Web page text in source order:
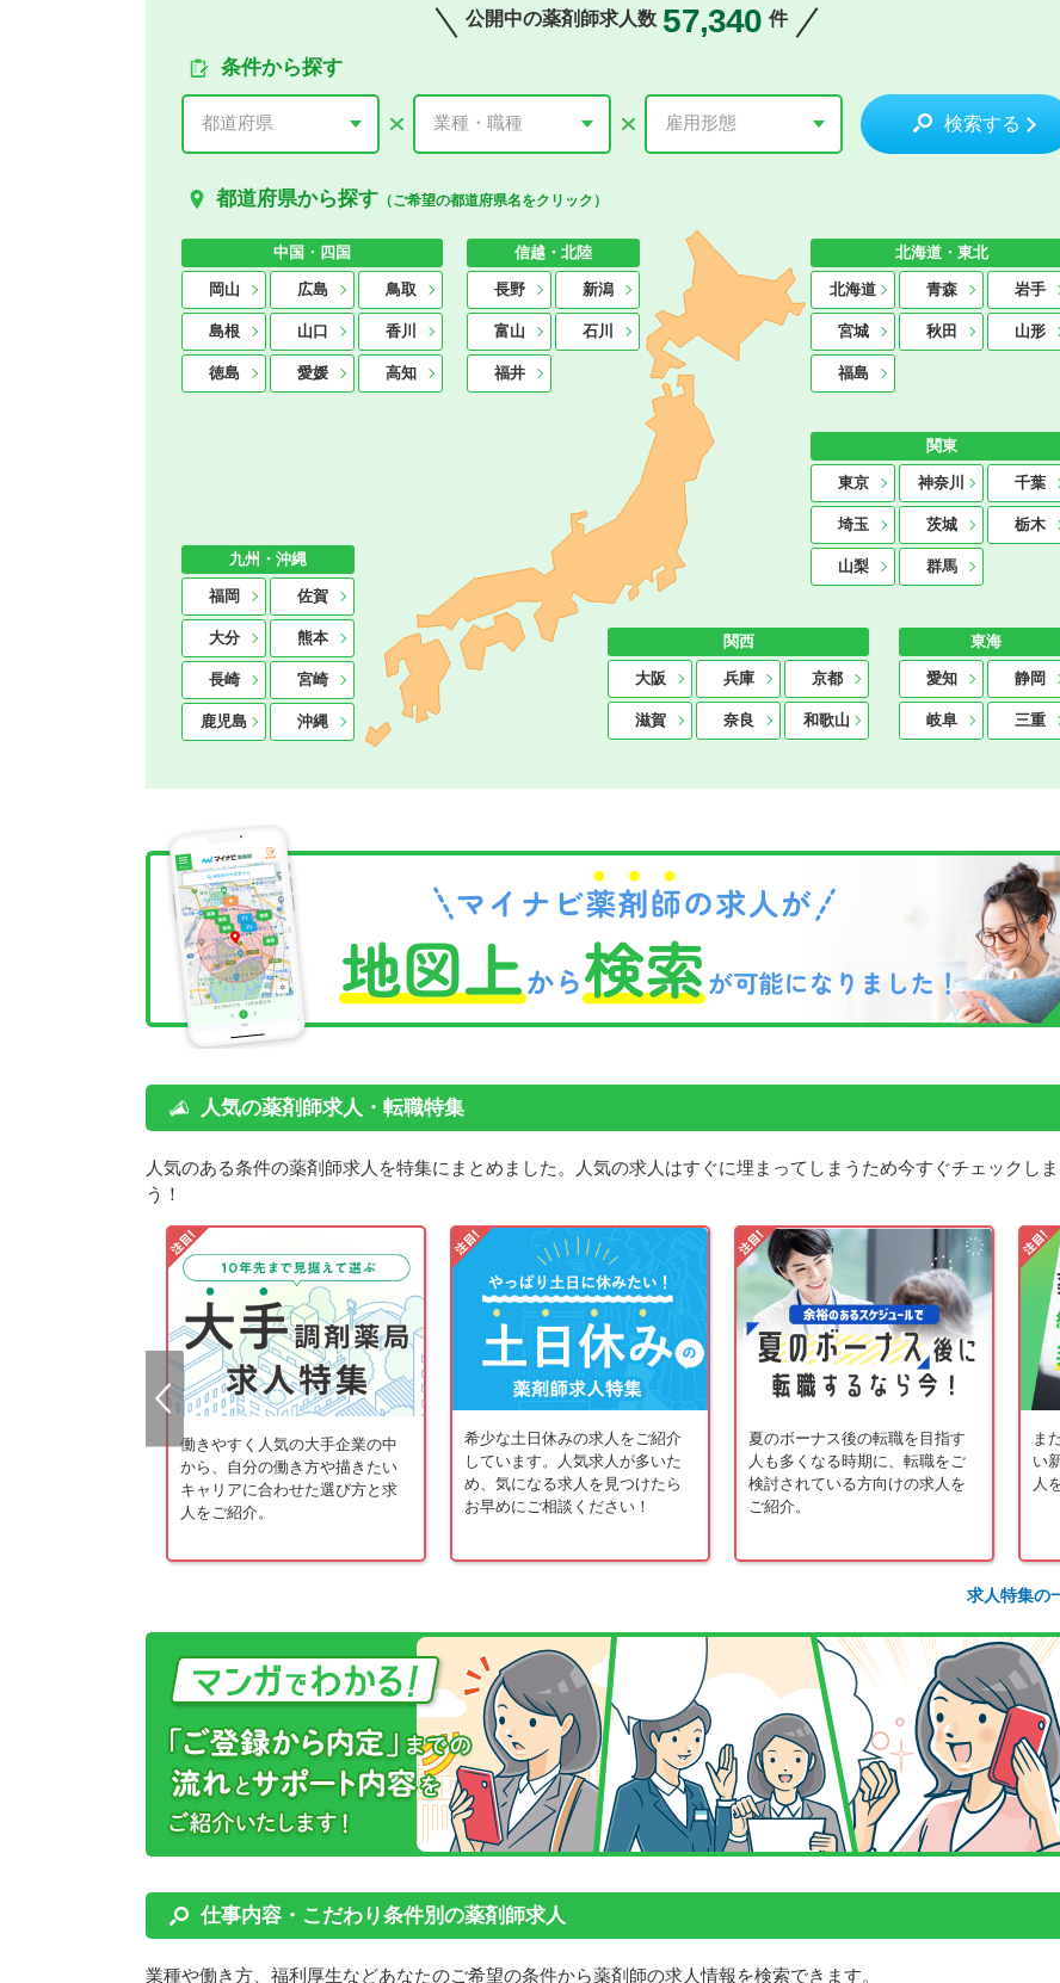
公開中の薬剤師求人数 57,340 件
条件から探す
検索する
都道府県から探す （ご希望の都道府県名をクリック）
北海道・東北
北海道 青森 岩手
宮城 秋田 山形
福島
関東
東京 神奈川 千葉
埼玉 茨城 栃木
山梨 群馬
信越・北陸
長野 新潟
富山 石川
福井
東海
愛知 静岡
岐阜 三重
関西
大阪 兵庫 京都
滋賀 奈良 和歌山
中国・四国
岡山 広島 鳥取
島根 山口 香川
徳島 愛媛 高知
九州・沖縄
福岡 佐賀
大分 熊本
長崎 宮崎
鹿児島 沖縄
人気の薬剤師求人・転職特集
人気のある条件の薬剤師求人を特集にまとめました。人気の求人はすぐに埋まってしまうため今すぐチェックしま
う！
働きやすく人気の大手企業の中
から、自分の働き方や描きたい
キャリアに合わせた選び方と求
人をご紹介。
希少な土日休みの求人をご紹介
しています。人気求人が多いた
め、気になる求人を見つけたら
お早めにご相談ください！
夏のボーナス後の転職を目指す
人も多くなる時期に、転職をご
検討されている方向けの求人を
ご紹介。
ま
い
人
求人特集の
仕事内容・こだわり条件別の薬剤師求人
業種や働き方、福利厚生などあなたのご希望の条件から薬剤師の求人情報を検索できます。